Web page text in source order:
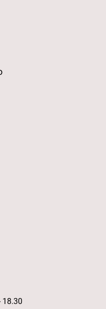
18.30